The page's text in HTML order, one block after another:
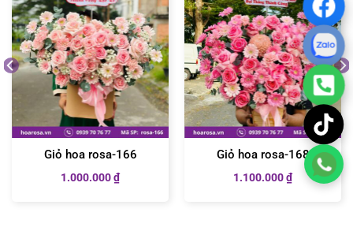
Giỏ hoa rosa-166
1.000.000₫
Giỏ hoa rosa-168
1.100.000₫